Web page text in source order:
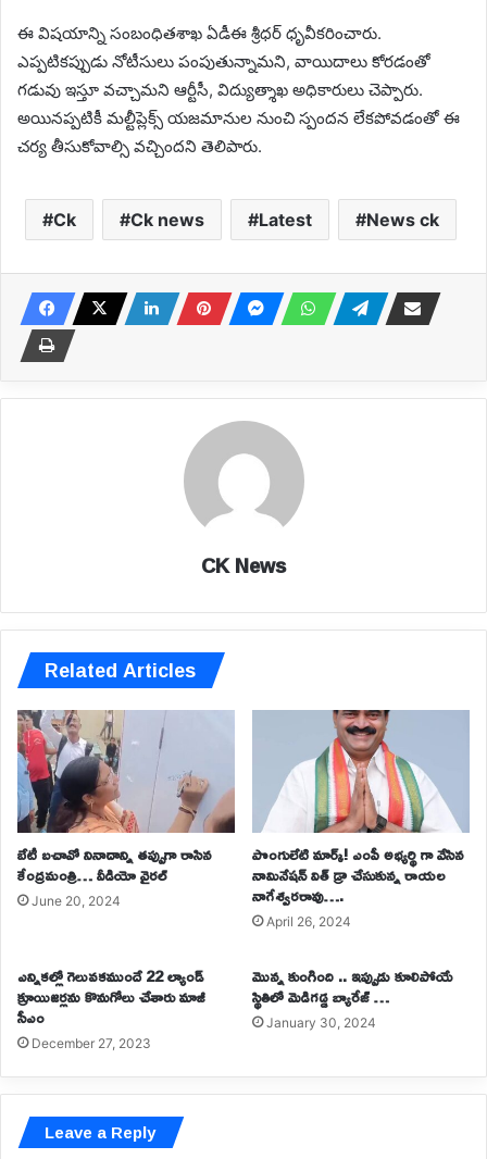
ఈ విషయాన్ని సంబంధితశాఖ ఏడీఈ శ్రీధర్ ధృవీకరించారు.
ఎప్పటికప్పుడు నోటీసులు పంపుతున్నామని, వాయిదాలు కోరడంతో
గడువు ఇస్తూ వచ్చామని ఆర్టీసీ, విద్యుత్శాఖ అధికారులు చెప్పారు.
అయినప్పటికీ మల్టీప్లెక్స్ యజమానుల నుంచి స్పందన లేకపోవడంతో ఈ
చర్య తీసుకోవాల్సి వచ్చిందని తెలిపారు.
Ck Ck news Latest News ck
CK News
Related Articles
బేటీ బచావో నినాదాన్ని తప్పుగా రాసిన
కేంద్రమంత్రి… వీడియో వైరల్
June 20, 2024
పొంగులేటి మార్క్! ఎంపీ అభ్యర్థి గా వేసిన
నామినేషన్ విత్ డ్రా చేసుకున్న రాయల
నాగేశ్వరరావు….
April 26, 2024
ఎన్నికల్లో గెలువకముందే 22 ల్యాండ్
క్రూయిజర్లను కొనుగోలు చేశారు మాజీ
సీఎం
December 27, 2023
మొన్న కుంగింది .. ఇప్పుడు కూలిపోయే
స్థితిలో మెడిగడ్డ బ్యారేజ్ …
January 30, 2024
Leave a Reply